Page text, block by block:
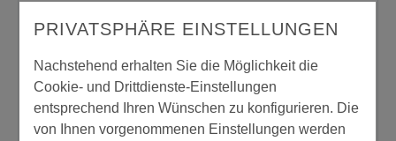
Dichte:
Einsatzbereich:
PRIVATSPHÄRE EINSTELLUNGEN
Nachstehend erhalten Sie die Möglichkeit die
Cookie- und Drittdienste-Einstellungen
entsprechend Ihren Wünschen zu konfigurieren. Die
von Ihnen vorgenommenen Einstellungen werden